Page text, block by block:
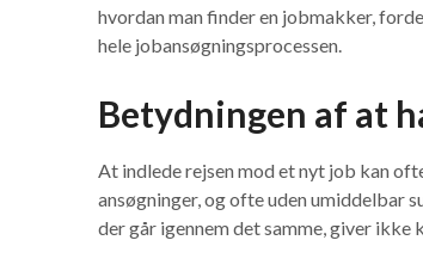
hvordan man finder en jobmakker,
hele jobansøgningsprocessen.
Betydningen af at
At indlede rejsen mod et nyt job kan
ansøgninger, og ofte uden umiddelbar
der går igennem det samme, giver ikke